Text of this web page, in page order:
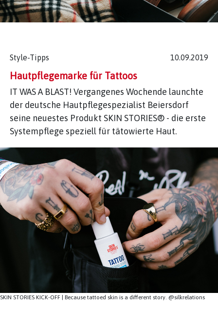
Style-Tipps 10.09.2019
Hautpflegemarke für Tattoos
IT WAS A BLAST! Vergangenes Wochende launchte
der deutsche Hautpflegespezialist Beiersdorf
seine neuestes Produkt SKIN STORIES® - die erste
Systempflege speziell für tätowierte Haut.
SKIN STORIES KICK-OFF | Because tattoed skin is a different story. @silkrelations